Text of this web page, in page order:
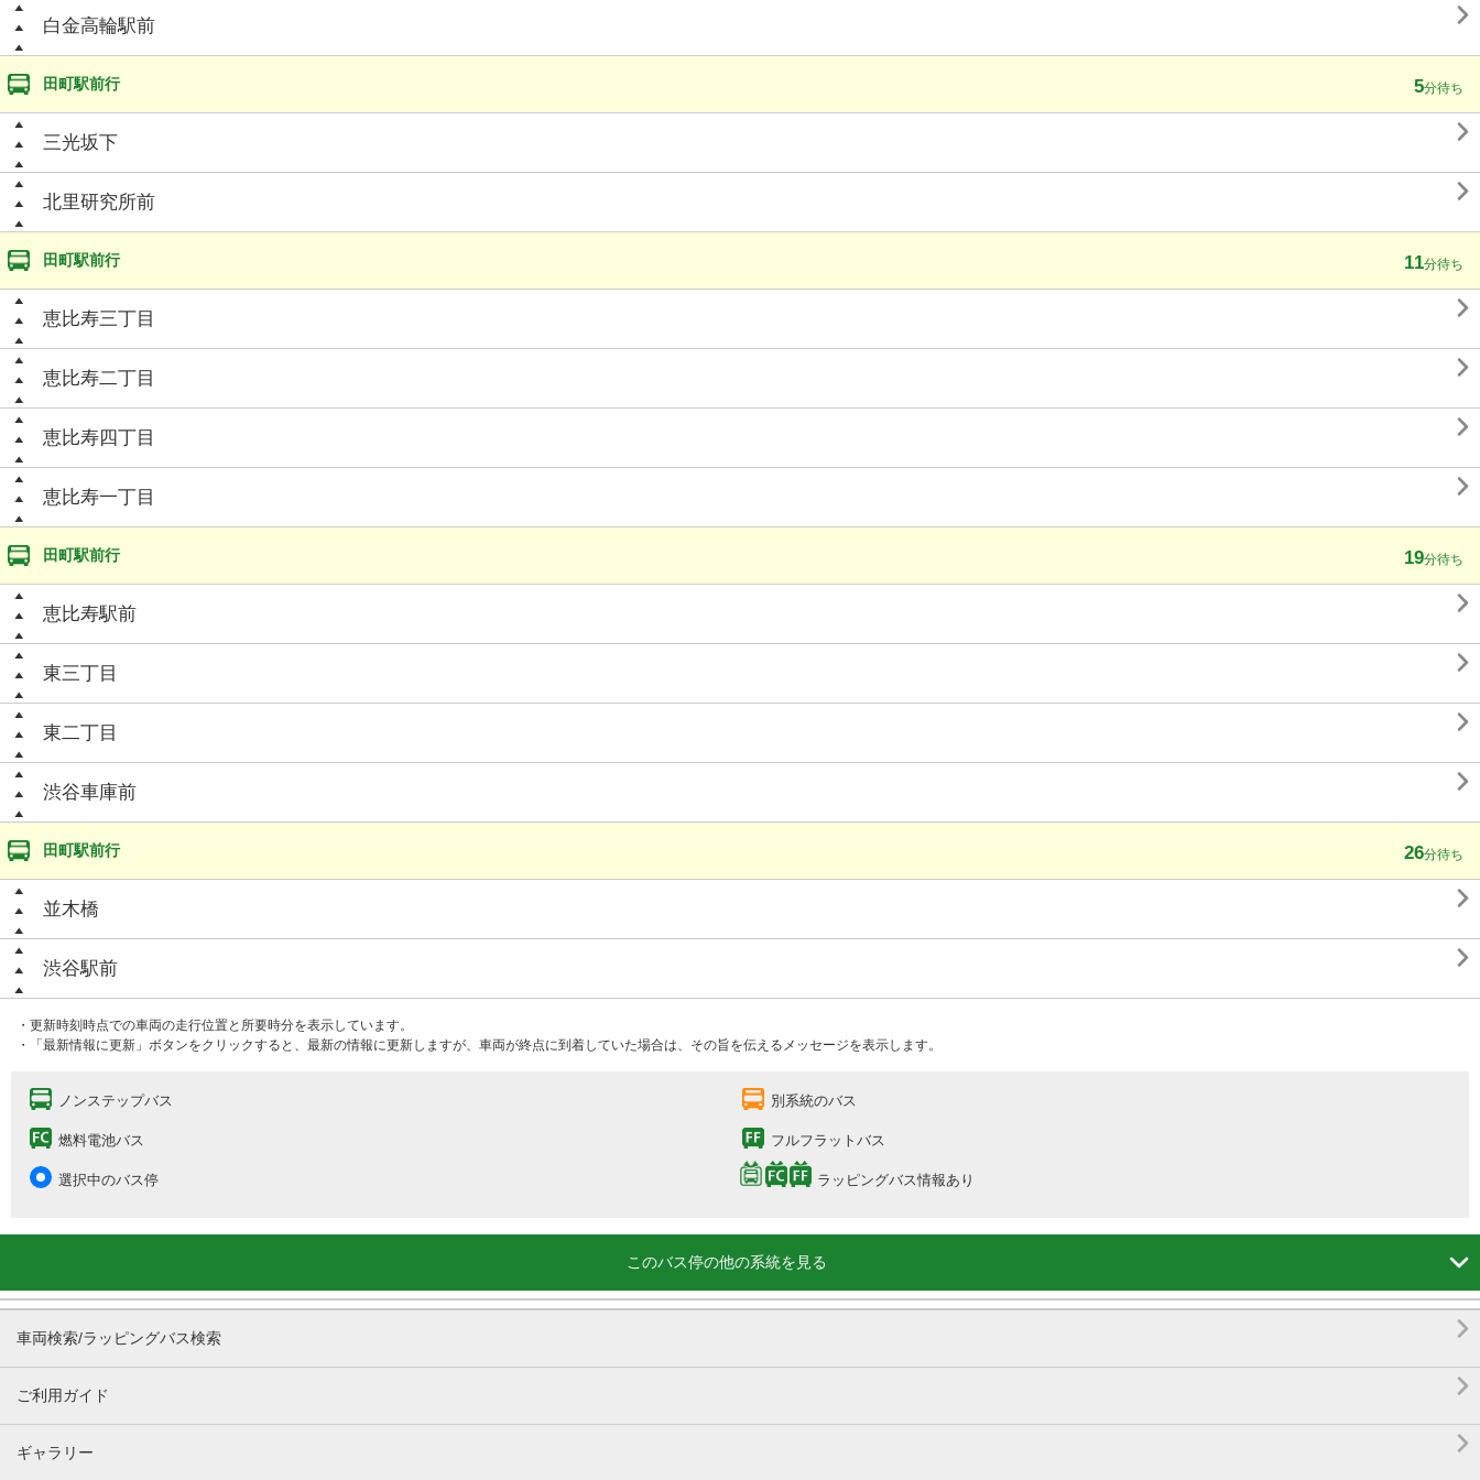
白金高輪駅前 
田町駅前行 5分待ち
三光坂下 
北里研究所前 
田町駅前行 11分待ち
恵比寿三丁目 
恵比寿二丁目 
恵比寿四丁目 
恵比寿一丁目 
田町駅前行 19分待ち
恵比寿駅前 
東三丁目 
東二丁目 
渋谷車庫前 
田町駅前行 26分待ち
並木橋 
渋谷駅前 
・更新時刻時点での車両の走行位置と所要時分を表示しています。
・「最新情報に更新」ボタンをクリックすると、最新の情報に更新しますが、車両が終点に到着していた場合は、その旨を伝えるメッセージを表示します。
ノンステップバス 別系統のバス
燃料電池バス フルフラットバス
選択中のバス停 ラッピングバス情報あり
このバス停の他の系統を見る 
車両検索/ラッピングバス検索 
ご利用ガイド 
ギャラリー 